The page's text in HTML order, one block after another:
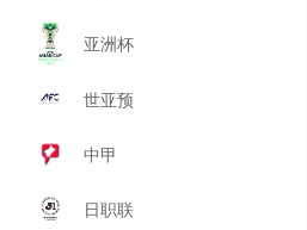
亚洲杯
世亚预
中甲
日职联